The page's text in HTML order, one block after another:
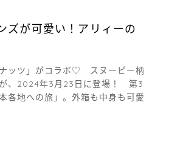
ズが可愛い！アリィーの
ッツ」がコラボ♡ スヌーピー柄
、2024年3月23日に登場！ 第3
各地への旅」。外箱も中身も可愛